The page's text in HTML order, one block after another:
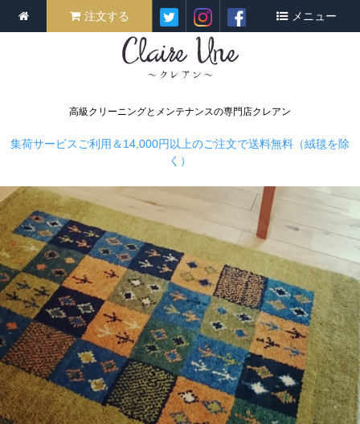
高級クリーニングとメンテナンスの専門店クレアン
注文する メニュー
集荷サービスご利用＆14,000円以上のご注文で送料無料（絨毯を除
く）